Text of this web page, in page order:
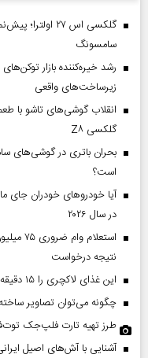
گلکسی اس ۲۷
سامسونگ
زیرساخت‌های واقعی
انقلاب گوشی‌های تاشو‌ با
گلکسی Z۸
است؟
آیا خودروهای خودران جای
در سال ۲۰۲۶
نتیجه درخواست
این غذای لاکچری را ۱۵ دقیقه‌ای آماده کنید
چگونه می‌توان تصاویر
طرز تهیه تارت فلپ‌جک
آشنایی با آش‌های اصیل